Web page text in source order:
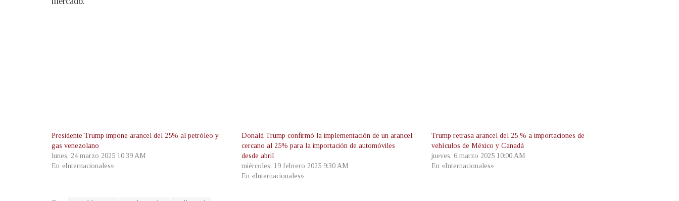
Presidente Trump impone arancel del 25% al petróleo y
gas venezolano
lunes, 24 marzo 2025 10:39 AM
En «Internacionales»
Donald Trump confirmó la implementación de un arancel
cercano al 25% para la importación de automóviles
desde abril
miércoles, 19 febrero 2025 9:30 AM
En «Internacionales»
Trump retrasa arancel del 25 % a importaciones de
vehículos de México y Canadá
jueves, 6 marzo 2025 10:00 AM
En «Internacionales»